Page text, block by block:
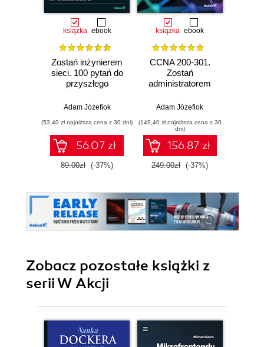
książka ebook
Zostań inżynierem
sieci. 100 pytań do
przyszłego
Adam Józefiok
(53,40 zł najniższa cena z 30 dni)
56.07 zł
89.00zł (-37%)
książka ebook
CCNA 200-301.
Zostań
administratorem
komputerowych
Adam Józefiok
(149,40 zł najniższa cena z 30
dni)
156.87 zł
249.00zł (-37%)
Zobacz pozostałe książki z
serii W Akcji